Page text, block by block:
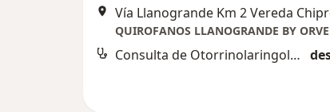
QUIROFANOS LLANOGRANDE BY ORVE
Consulta de Otorrinolaringología